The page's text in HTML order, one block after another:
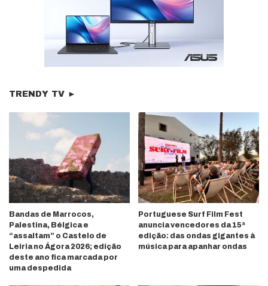
TRENDY TV ►
Bandas de Marrocos,
Palestina, Bélgica e
“assaltam” o Castelo de
Leiria no Ágora 2026; edição
deste ano fica marcada por
uma despedida
Portuguese Surf Film Fest
anuncia vencedores da 15ª
edição: das ondas gigantes à
música para apanhar ondas